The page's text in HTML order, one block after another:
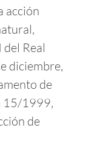
acción
Real
diciembre,
de
15/1999,
de